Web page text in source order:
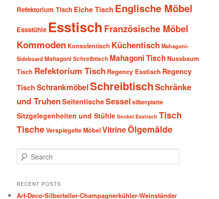
Refektorium Tisch Eiche Tisch Englische Möbel
Essstühle Esstisch Französische Möbel
Kommoden Konsolentisch Küchentisch Mahagoni-
SideboardMahagoni Schreibtisch Mahagoni TischNussbaum
Tisch Refektorium Tisch Regency Esstisch Regency
Tisch SchrankmöbelSchreibtischSchränke
und TruhenSeitentischeSesselsilberplatte
Sitzgelegenheiten und Stühle Sockel Esstisch Tisch
TischeVerspiegelte MöbelVitrineÖlgemälde
e
rRECENT POSTS
Art-Deco-Silberteller-Champagnerkühler-Weinständer